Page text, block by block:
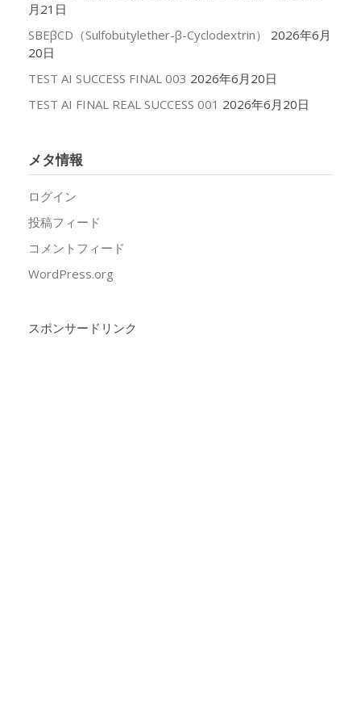
月21日
SBEβCD（Sulfobutylether-β-Cyclodextrin）
2026年6月
20日
TEST AI SUCCESS FINAL 003 2026年6月20日
TEST AI FINAL REAL SUCCESS 001 2026年6月20日
メタ情報
ログイン
投稿フィード
コメントフィード
WordPress.org
スポンサードリンク